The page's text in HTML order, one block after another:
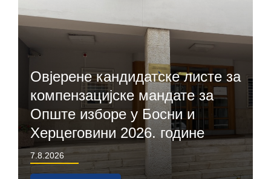
Овјерене кандидатске листе за
компензацијске мандате за
Опште изборе у Босни и
Херцеговини 2026. године
7.8.2026